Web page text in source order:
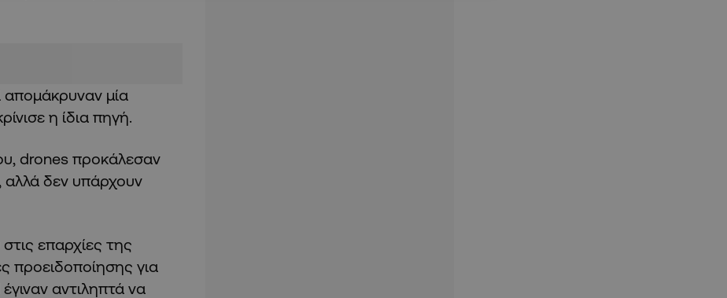
απομάκρυναν μία
η ίδια πηγή.
drones προκάλεσαν
αλλά δεν υπάρχουν
επαρχίες της
προειδοποίησης για
αντιληπτά να